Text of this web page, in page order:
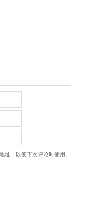
，以便下次评论时使用。